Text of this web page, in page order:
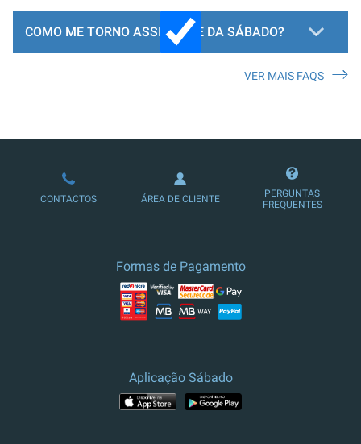
COMO ME TORNO ASSINANTE DA SÁBADO?
LOJA DE ASSINATURAS
VER MAIS FAQS
CONTACTOS ÁREA DE CLIENTE
PERGUNTAS
FREQUENTES
Formas de Pagamento
Aplicação Sábado